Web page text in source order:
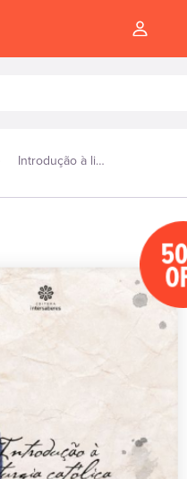
Introdução à liturgia católica